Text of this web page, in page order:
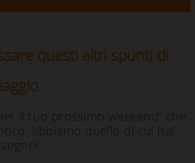
questi altri spunti di
il tuo prossimo weekend: che
abbiamo quello di cui hai